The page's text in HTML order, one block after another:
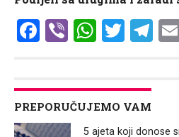
Facebook
Viber
PREPORUČUJEMO VAM
5 ajeta koji donose